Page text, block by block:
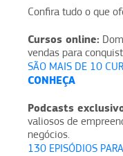
Confira tudo o que
Cursos online:
vendas para
SÃO MAIS DE 10
CONHEÇA
Podcasts
valiosos de
negócios.
130 EPISÓDIOS